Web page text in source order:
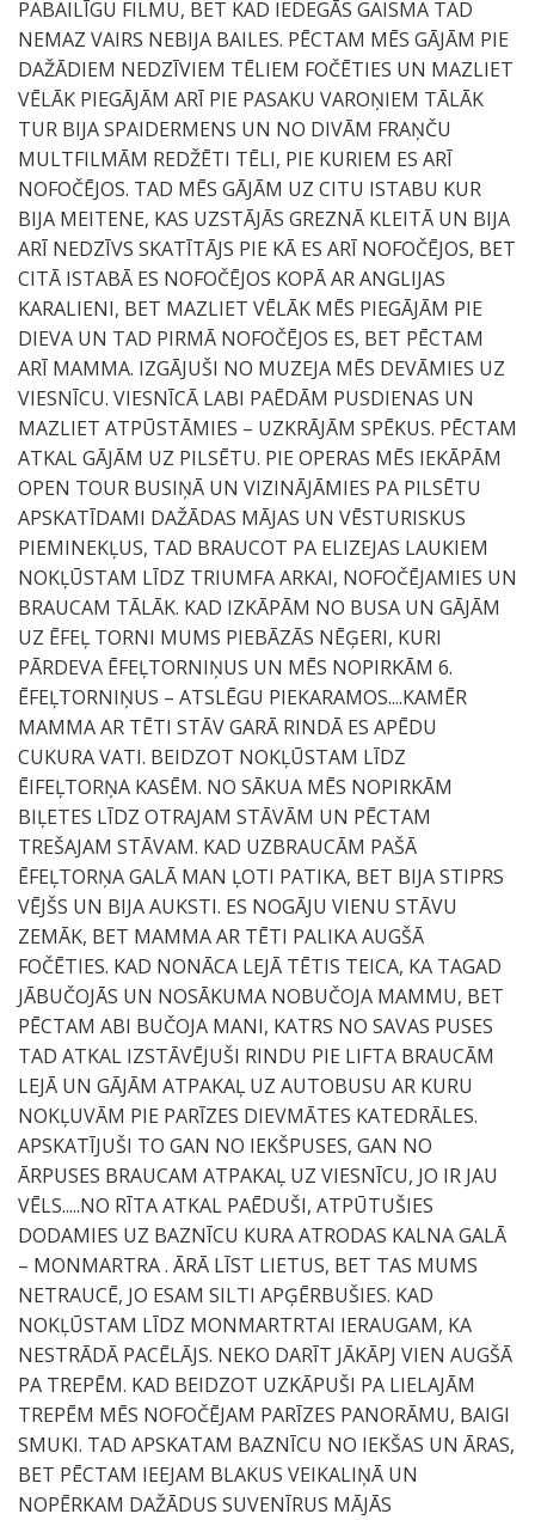
PABAILĪGU FILMU, BET KAD IEDEGĀS GAISMA TAD
NEMAZ VAIRS NEBIJA BAILES. PĒCTAM MĒS GĀJĀM PIE
DAŽĀDIEM NEDZĪVIEM TĒLIEM FOČĒTIES UN MAZLIET
VĒLĀK PIEGĀJĀM ARĪ PIE PASAKU VAROŅIEM TĀLĀK
TUR BIJA SPAIDERMENS UN NO DIVĀM FRAŅČU
MULTFILMĀM REDŽĒTI TĒLI, PIE KURIEM ES ARĪ
NOFOČĒJOS. TAD MĒS GĀJĀM UZ CITU ISTABU KUR
BIJA MEITENE, KAS UZSTĀJĀS GREZNĀ KLEITĀ UN BIJA
ARĪ NEDZĪVS SKATĪTĀJS PIE KĀ ES ARĪ NOFOČĒJOS, BET
CITĀ ISTABĀ ES NOFOČĒJOS KOPĀ AR ANGLIJAS
KARALIENI, BET MAZLIET VĒLĀK MĒS PIEGĀJĀM PIE
DIEVA UN TAD PIRMĀ NOFOČĒJOS ES, BET PĒCTAM
ARĪ MAMMA. IZGĀJUŠI NO MUZEJA MĒS DEVĀMIES UZ
VIESNĪCU. VIESNĪCĀ LABI PAĒDĀM PUSDIENAS UN
MAZLIET ATPŪSTĀMIES – UZKRĀJĀM SPĒKUS. PĒCTAM
ATKAL GĀJĀM UZ PILSĒTU. PIE OPERAS MĒS IEKĀPĀM
OPEN TOUR BUSIŅĀ UN VIZINĀJĀMIES PA PILSĒTU
APSKATĪDAMI DAŽĀDAS MĀJAS UN VĒSTURISKUS
PIEMINEKĻUS, TAD BRAUCOT PA ELIZEJAS LAUKIEM
NOKĻŪSTAM LĪDZ TRIUMFA ARKAI, NOFOČĒJAMIES UN
BRAUCAM TĀLĀK. KAD IZKĀPĀM NO BUSA UN GĀJĀM
UZ ĒFEĻ TORNI MUMS PIEBĀZĀS NĒĢERI, KURI
PĀRDEVA ĒFEĻTORNIŅUS UN MĒS NOPIRKĀM 6.
ĒFEĻTORNIŅUS – ATSLĒGU PIEKARAMOS....KAMĒR
MAMMA AR TĒTI STĀV GARĀ RINDĀ ES APĒDU
CUKURA VATI. BEIDZOT NOKĻŪSTAM LĪDZ
ĒIFEĻTORŅA KASĒM. NO SĀKUA MĒS NOPIRKĀM
BIĻETES LĪDZ OTRAJAM STĀVĀM UN PĒCTAM
TREŠAJAM STĀVAM. KAD UZBRAUCĀM PAŠĀ
ĒFEĻTORŅA GALĀ MAN ĻOTI PATIKA, BET BIJA STIPRS
VĒJŠS UN BIJA AUKSTI. ES NOGĀJU VIENU STĀVU
ZEMĀK, BET MAMMA AR TĒTI PALIKA AUGŠĀ
FOČĒTIES. KAD NONĀCA LEJĀ TĒTIS TEICA, KA TAGAD
JĀBUČOJĀS UN NOSĀKUMA NOBUČOJA MAMMU, BET
PĒCTAM ABI BUČOJA MANI, KATRS NO SAVAS PUSES
TAD ATKAL IZSTĀVĒJUŠI RINDU PIE LIFTA BRAUCĀM
LEJĀ UN GĀJĀM ATPAKAĻ UZ AUTOBUSU AR KURU
NOKĻUVĀM PIE PARĪZES DIEVMĀTES KATEDRĀLES.
APSKATĪJUŠI TO GAN NO IEKŠPUSES, GAN NO
ĀRPUSES BRAUCAM ATPAKAĻ UZ VIESNĪCU, JO IR JAU
VĒLS.....NO RĪTA ATKAL PAĒDUŠI, ATPŪTUŠIES
DODAMIES UZ BAZNĪCU KURA ATRODAS KALNA GALĀ
– MONMARTRA . ĀRĀ LĪST LIETUS, BET TAS MUMS
NETRAUCĒ, JO ESAM SILTI APĢĒRBUŠIES. KAD
NOKĻŪSTAM LĪDZ MONMARTRTAI IERAUGAM, KA
NESTRĀDĀ PACĒLĀJS. NEKO DARĪT JĀKĀPJ VIEN AUGŠĀ
PA TREPĒM. KAD BEIDZOT UZKĀPUŠI PA LIELAJĀM
TREPĒM MĒS NOFOČĒJAM PARĪZES PANORĀMU, BAIGI
SMUKI. TAD APSKATAM BAZNĪCU NO IEKŠAS UN ĀRAS,
BET PĒCTAM IEEJAM BLAKUS VEIKALIŅĀ UN
NOPĒRKAM DAŽĀDUS SUVENĪRUS MĀJĀS